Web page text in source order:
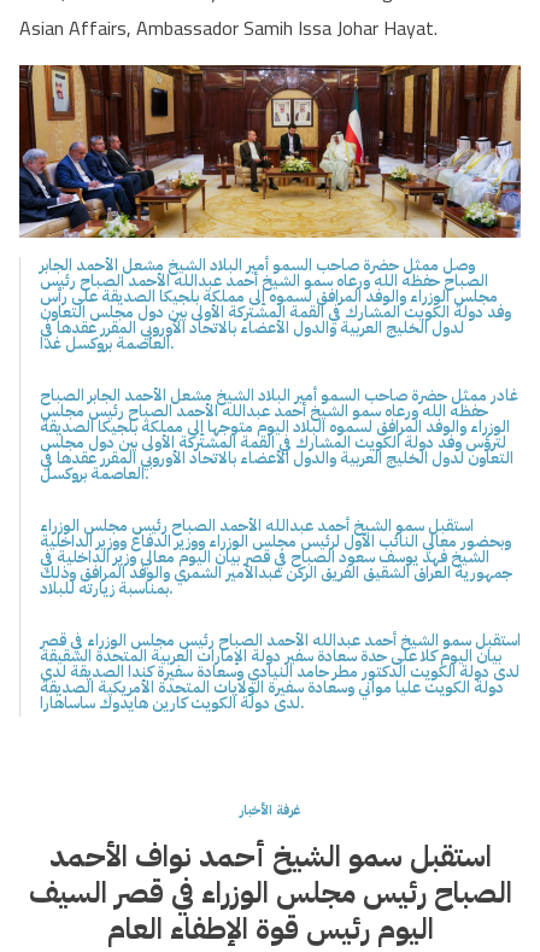
Asian Affairs, Ambassador Samih Issa Johar Hayat.
وصل ممثل حضرة صاحب السمو أمير البلاد الشيخ مشعل الأحمد الجابر
الصباح حفظه الله ورعاه سمو الشيخ أحمد عبدالله الأحمد الصباح رئيس
مجلس الوزراء والوفد المرافق لسموه إلى مملكة بلجيكا الصديقة على رأس
وفد دولة الكويت المشارك في القمة المشتركة الأولى بين دول مجلس التعاون
لدول الخليج العربية والدول الأعضاء بالاتحاد الأوروبي المقرر عقدها في
العاصمة بروكسل غدا.
غادر ممثل حضرة صاحب السمو أمير البلاد الشيخ مشعل الأحمد الجابر الصباح
حفظه الله ورعاه سمو الشيخ أحمد عبدالله الأحمد الصباح رئيس مجلس
الوزراء والوفد المرافق لسموه البلاد اليوم متوجها إلى مملكة بلجيكا الصديقة
لترؤس وفد دولة الكويت المشارك في القمة المشتركة الأولى بين دول مجلس
التعاون لدول الخليج العربية والدول الأعضاء بالاتحاد الأوروبي المقرر عقدها في
العاصمة بروكسل.
استقبل سمو الشيخ أحمد عبدالله الأحمد الصباح رئيس مجلس الوزراء
وبحضور معالي النائب الأول لرئيس مجلس الوزراء ووزير الدفاع ووزير الداخلية
الشيخ فهد يوسف سعود الصباح في قصر بيان اليوم معالي وزير الداخلية في
جمهورية العراق الشقيق الفريق الركن عبدالأمير الشمري والوفد المرافق وذلك
بمناسبة زيارته للبلاد.
استقبل سمو الشيخ أحمد عبدالله الأحمد الصباح رئيس مجلس الوزراء في قصر
بيان اليوم كلا على حدة سعادة سفير دولة الإمارات العربية المتحدة الشقيقة
لدى دولة الكويت الدكتور مطر حامد النيادي وسعادة سفيرة كندا الصديقة لدى
دولة الكويت عليا مواني وسعادة سفيرة الولايات المتحدة الأمريكية الصديقة
لدى دولة الكويت كارين هايدوك ساساهارا.
غرفة الأخبار
استقبل سمو الشيخ أحمد نواف الأحمد
الصباح رئيس مجلس الوزراء في قصر السيف
اليوم رئيس قوة الإطفاء العام